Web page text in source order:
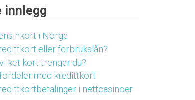
innlegg
i Norge
eller forbrukslån?
kort trenger du?
med kredittkort
i nettcasinoer